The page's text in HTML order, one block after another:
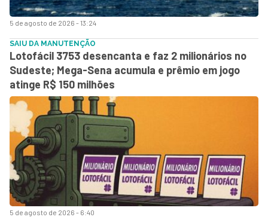
5 de agosto de 2026 - 13:24
5 de agosto de 2026 - 6:40
SAIU DA MANUTENÇÃO
Lotofácil 3753 desencanta e faz 2 milionários no
Sudeste; Mega-Sena acumula e prêmio em jogo
atinge R$ 150 milhões